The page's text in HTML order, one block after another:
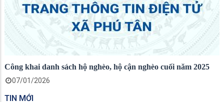
Công khai danh sách hộ nghèo, hộ cận nghèo cuối năm 2025
07/01/2026
TIN MỚI